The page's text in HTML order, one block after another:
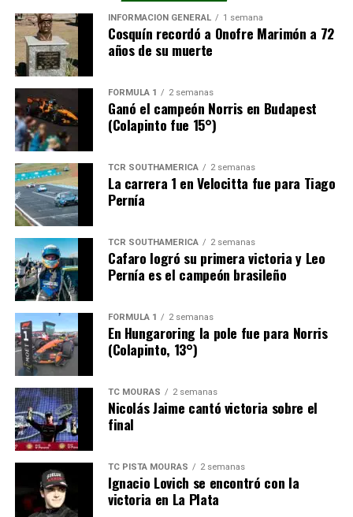
INFORMACIÓN GENERAL 1 semana
Cosquín recordó a Onofre Marimón a 72
años de su muerte
FÓRMULA 1 2 semanas
Ganó el campeón Norris en Budapest
(Colapinto fue 15°)
TCR SOUTHAMERICA 2 semanas
La carrera 1 en Velocitta fue para Tiago
Pernía
TCR SOUTHAMERICA 2 semanas
Cafaro logró su primera victoria y Leo
Pernía es el campeón brasileño
FÓRMULA 1 2 semanas
En Hungaroring la pole fue para Norris
(Colapinto, 13°)
TC MOURAS 2 semanas
Nicolás Jaime cantó victoria sobre el
final
TC PISTA MOURAS 2 semanas
Ignacio Lovich se encontró con la
victoria en La Plata